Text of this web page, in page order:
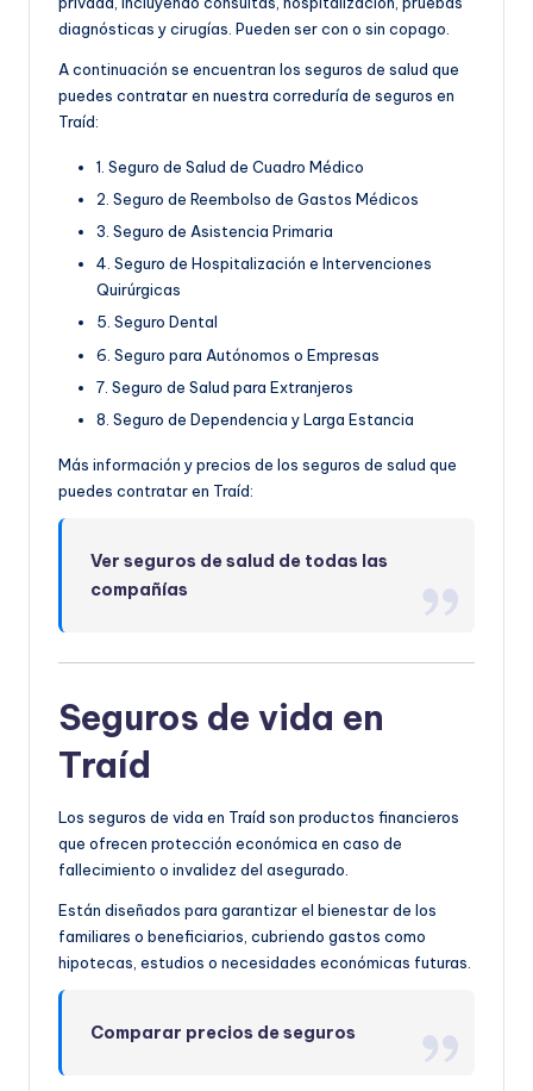
diagnósticas y cirugías. Pueden ser con o sin copago.
A continuación se encuentran los seguros de salud que
puedes contratar en nuestra correduría de seguros en
Traíd:
1. Seguro de Salud de Cuadro Médico
2. Seguro de Reembolso de Gastos Médicos
3. Seguro de Asistencia Primaria
4. Seguro de Hospitalización e Intervenciones
Quirúrgicas
5. Seguro Dental
6. Seguro para Autónomos o Empresas
7. Seguro de Salud para Extranjeros
8. Seguro de Dependencia y Larga Estancia
Más información y precios de los seguros de salud que
puedes contratar en Traíd:
Ver seguros de salud de todas las
compañías
Seguros de vida en
Traíd
Los seguros de vida en Traíd son productos financieros
que ofrecen protección económica en caso de
fallecimiento o invalidez del asegurado.
Están diseñados para garantizar el bienestar de los
familiares o beneficiarios, cubriendo gastos como
hipotecas, estudios o necesidades económicas futuras.
Comparar precios de seguros